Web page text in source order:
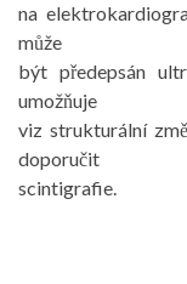
na
může
být předepsán
umožňuje
viz strukturální
doporučit
scintigrafie.